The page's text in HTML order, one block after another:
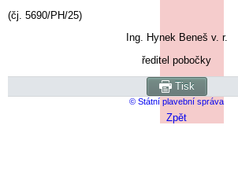
(čj. 5690/PH/25)
Ing. Hynek Beneš v. r.
ředitel pobočky
Tisk
© Státní plavební správa
Zpět